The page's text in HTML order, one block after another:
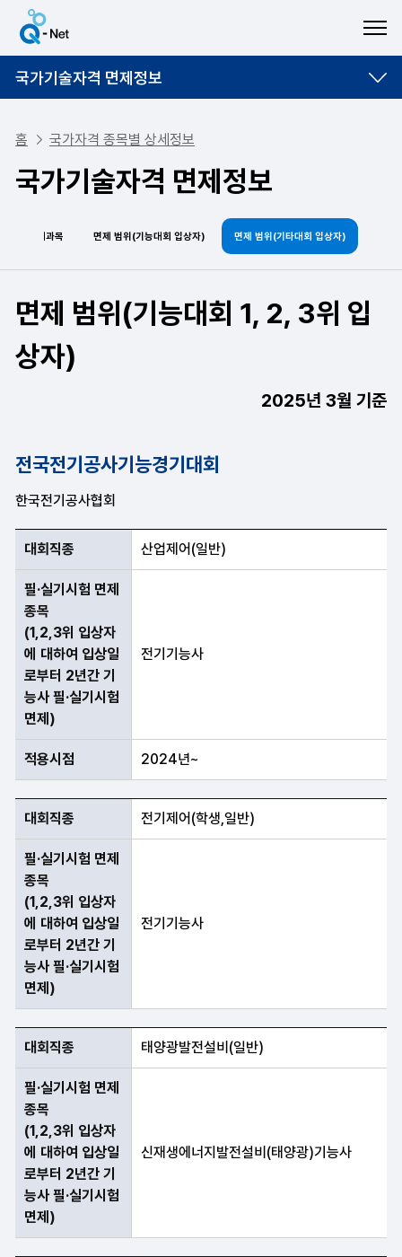
국가기술자격 면제정보
홈 국가자격 종목별 상세정보
국가기술자격 면제정보
기사 면제과목 면제 범위(기능대회 입상자) 면제 범위(기타대회 입상자)
면제 범위(기능대회 1, 2, 3위 입
상자)
2025년 3월 기준
전국전기공사기능경기대회
한국전기공사협회
대회직종, 필·실기시험 면제 종목(1,2,3위 입상자에 대하여 입상일
대회직종 산업제어(일반)
필·실기시험 면제
종목
(1,2,3위 입상자
에 대하여 입상일
로부터 2년간 기
능사 필·실기시험
면제)
전기기능사
적용시점 2024년~
대회직종 전기제어(학생,일반)
필·실기시험 면제
종목
(1,2,3위 입상자
에 대하여 입상일
로부터 2년간 기
능사 필·실기시험
면제)
전기기능사
대회직종 태양광발전설비(일반)
필·실기시험 면제
종목
(1,2,3위 입상자
에 대하여 입상일
로부터 2년간 기
능사 필·실기시험
면제)
신재생에너지발전설비(태양광)기능사